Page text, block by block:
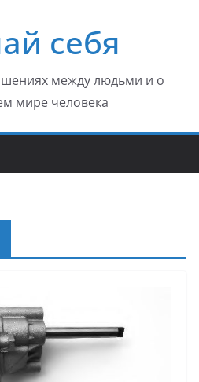
себя
между людьми и о
мире человека